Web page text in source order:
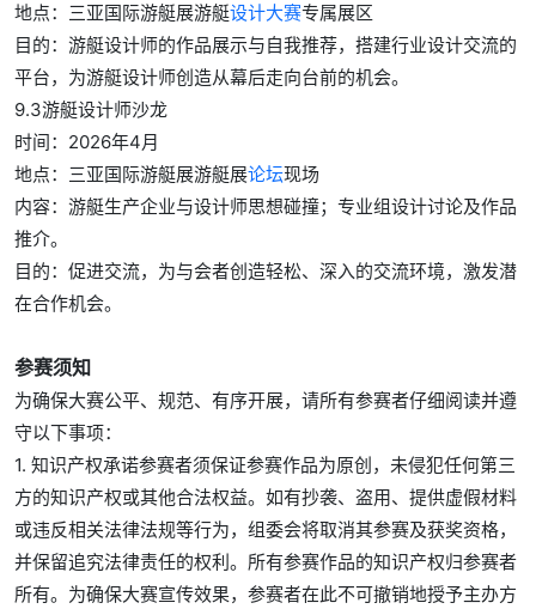
地点：三亚国际游艇展游艇设计大赛专属展区
目的：游艇设计师的作品展示与自我推荐，搭建行业设计交流的
平台，为游艇设计师创造从幕后走向台前的机会。
9.3游艇设计师沙龙
时间：2026年4月
地点：三亚国际游艇展游艇展论坛现场
内容：游艇生产企业与设计师思想碰撞；专业组设计讨论及作品
推介。
目的：促进交流，为与会者创造轻松、深入的交流环境，激发潜
在合作机会。
参赛须知
为确保大赛公平、规范、有序开展，请所有参赛者仔细阅读并遵
守以下事项：
1. 知识产权承诺参赛者须保证参赛作品为原创，未侵犯任何第三
方的知识产权或其他合法权益。如有抄袭、盗用、提供虚假材料
或违反相关法律法规等行为，组委会将取消其参赛及获奖资格，
并保留追究法律责任的权利。所有参赛作品的知识产权归参赛者
所有。为确保大赛宣传效果，参赛者在此不可撤销地授予主办方